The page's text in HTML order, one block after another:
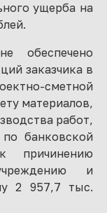
ущерба на
заказчика в
сметной
материалов,
работ,
банковской
причинению
и
2 957,7 тыс.